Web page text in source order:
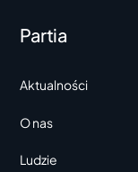
Partia
Aktualności
O nas
Ludzie